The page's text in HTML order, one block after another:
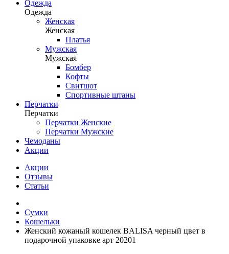
Одежда
Одежда
Женская
Женская
Платья
Мужская
Мужская
Бомбер
Кофты
Свитшот
Спортивные штаны
Перчатки
Перчатки
Перчатки Женские
Перчатки Мужские
Чемоданы
Акции
Акции
Отзывы
Статьи
Сумки
Кошельки
Женский кожаный кошелек BALISA черный цвет в
подарочной упаковке арт 20201